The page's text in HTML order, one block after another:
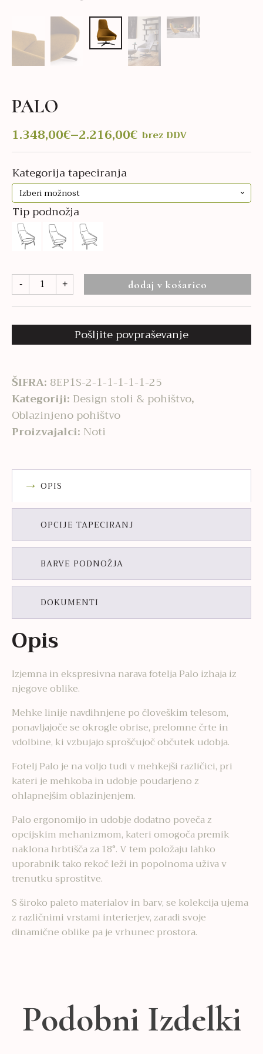
PALO
1.348,00€–2.216,00€
Cenovni
razpon:
od
1.348,00€
do
2.216,00€
brez DDV
Kategorija tapeciranja
Tip podnožja
- Palo
količina + dodaj v košarico
Pošljite povpraševanje
ŠIFRA: 8EP1S-2-1-1-1-1-1-25
Kategoriji: Design stoli & pohištvo,
Oblazinjeno pohištvo
Proizvajalci: Noti
OPIS
OPCIJE TAPECIRANJ
BARVE PODNOŽJA
DOKUMENTI
Opis
Izjemna in ekspresivna narava fotelja Palo izhaja iz
njegove oblike.
Mehke linije navdihnjene po človeškim telesom,
ponavljajoče se okrogle obrise, prelomne črte in
vdolbine, ki vzbujajo sproščujoč občutek udobja.
Fotelj Palo je na voljo tudi v mehkejši različici, pri
kateri je mehkoba in udobje poudarjeno z
ohlapnejšim oblazinjenjem.
Palo ergonomijo in udobje dodatno poveča z
opcijskim mehanizmom, kateri omogoča premik
naklona hrbtišča za 18°. V tem položaju lahko
uporabnik tako rekoč leži in popolnoma uživa v
trenutku sprostitve.
S široko paleto materialov in barv, se kolekcija ujema
z različnimi vrstami interierjev, zaradi svoje
dinamične oblike pa je vrhunec prostora.
Podobni Izdelki